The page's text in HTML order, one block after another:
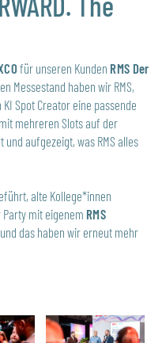
für unseren Kunden RMS Der
Messestand haben wir RMS,
Spot Creator eine passende
mehreren Slots auf der
aufgezeigt, was RMS alles
alte Kollege*innen
mit eigenem RMS
das haben wir erneut mehr